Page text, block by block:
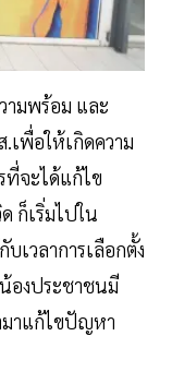
ามพร้อม และ
.เพื่อให้เกิดความ
ที่จะได้แก้ไข
ก็เริ่มไปใน
เวลาการเลือกตั้ง
องประชาชนมี
มาแก้ไขปัญหา